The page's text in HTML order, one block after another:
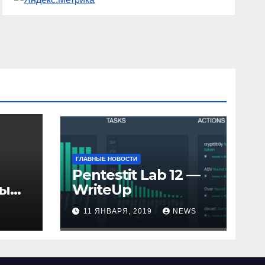
ГЛАВНЫЕ НОВОСТИ
Pentestit Lab 12 —
WriteUp
11 ЯНВАРЯ, 2019 NEWS